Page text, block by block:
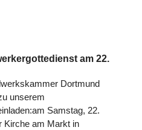
am 22.
Dortmund
unserem
Samstag, 22.
Kirche am Markt in